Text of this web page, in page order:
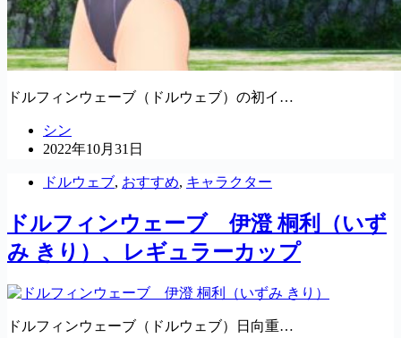
ドルフィンウェーブ（ドルウェブ）の初イ…
シン
2022年10月31日
ドルウェブ, おすすめ, キャラクター
ドルフィンウェーブ 伊澄 桐利（いず
み きり）、レギュラーカップ
ドルフィンウェーブ（ドルウェブ）日向重…